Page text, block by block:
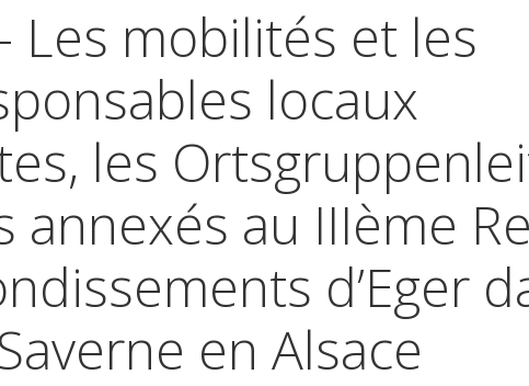
Les mobilités et les
locaux
les
au IIIème
d’Eger
en Alsace